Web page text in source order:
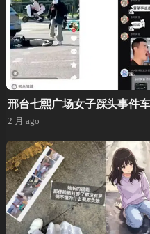
邢台七熙广场女子踩头事件
2 月 ago